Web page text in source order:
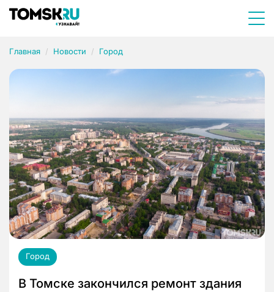
Главная Новости Город
Город
В Томске закончился ремонт здания